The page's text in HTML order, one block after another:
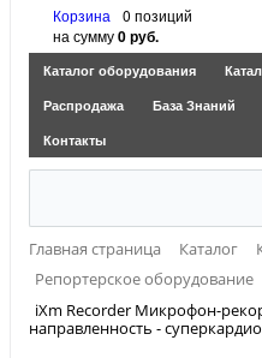
Корзина
0 позиций
на сумму0 руб.
Каталог оборудования
Распродажа
База Знаний
Контакты
Главная страница Каталог
Репортерское оборудование
iXm Recorder Микрофон-
направленность -